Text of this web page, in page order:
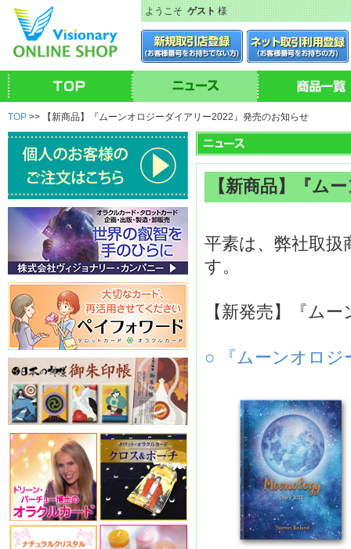
ようこそゲスト様
TOP >> 【新商品】『ムーンオロジーダイアリー2022』発売のお知らせ
【新商品】『ム
平素は、弊社取
す。
【新発売】『ム
○ 『ムーンオロジ